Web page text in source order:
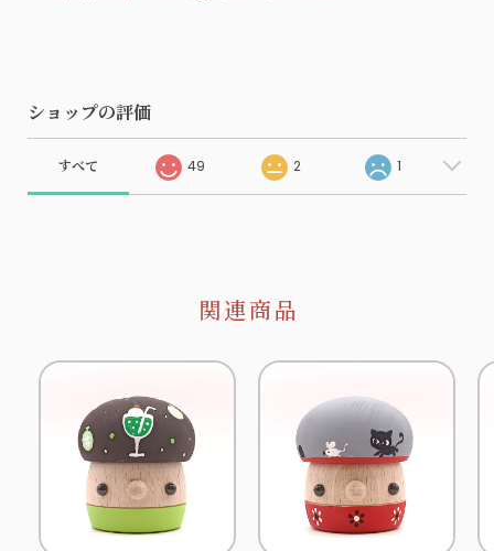
ショップの評価
すべて 49 2 1
関連商品